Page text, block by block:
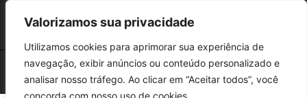
Valorizamos sua privacidade
Utilizamos cookies para aprimorar sua experiência de
navegação, exibir anúncios ou conteúdo personalizado e
analisar nosso tráfego. Ao clicar em “Aceitar todos”, você
concorda com nosso uso de cookies.